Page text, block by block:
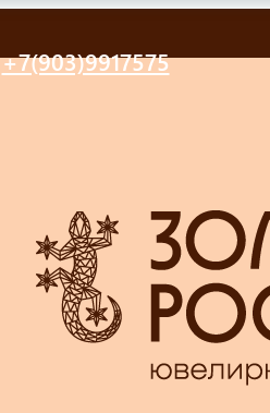
+7(903)9917575